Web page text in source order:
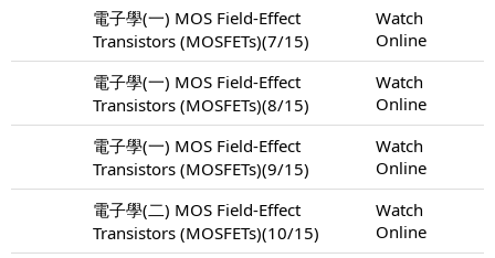
電子學(一) MOS Field-Effect
Transistors (MOSFETs)(7/15)
Watch
Online
電子學(一) MOS Field-Effect
Transistors (MOSFETs)(8/15)
Watch
Online
電子學(一) MOS Field-Effect
Transistors (MOSFETs)(9/15)
Watch
Online
電子學(二) MOS Field-Effect
Transistors (MOSFETs)(10/15)
Watch
Online